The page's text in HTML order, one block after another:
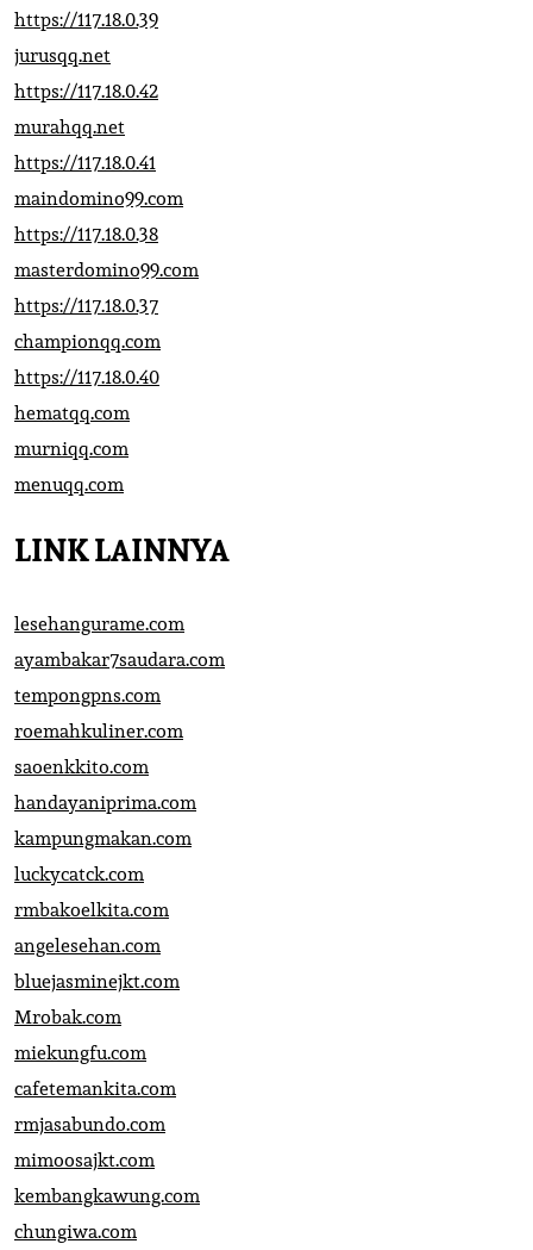
https://117.18.0.39
jurusqq.net
https://117.18.0.42
murahqq.net
https://117.18.0.41
maindomino99.com
https://117.18.0.38
masterdomino99.com
https://117.18.0.37
championqq.com
https://117.18.0.40
hematqq.com
murniqq.com
menuqq.com
LINK LAINNYA
lesehangurame.com
ayambakar7saudara.com
tempongpns.com
roemahkuliner.com
saoenkkito.com
handayaniprima.com
kampungmakan.com
luckycatck.com
rmbakoelkita.com
angelesehan.com
bluejasminejkt.com
Mrobak.com
miekungfu.com
cafetemankita.com
rmjasabundo.com
mimoosajkt.com
kembangkawung.com
chungiwa.com